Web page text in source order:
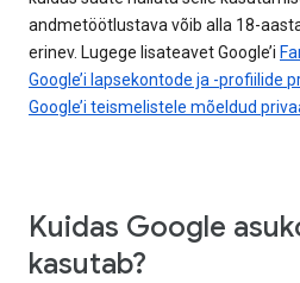
andmetöötlustava võib alla 18-
erinev. Lugege lisateavet Google’i
Google’i lapsekontode ja -profiilide
Google’i teismelistele mõeldud
Kuidas Google
kasutab?